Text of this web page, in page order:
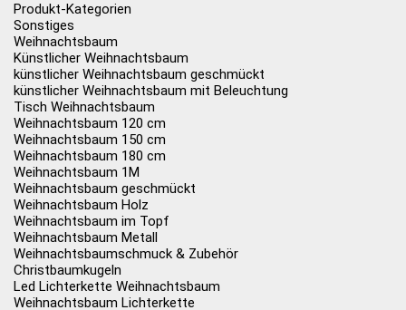
Produkt-Kategorien
Sonstiges
Weihnachtsbaum
Künstlicher Weihnachtsbaum
künstlicher Weihnachtsbaum geschmückt
künstlicher Weihnachtsbaum mit Beleuchtung
Tisch Weihnachtsbaum
Weihnachtsbaum 120 cm
Weihnachtsbaum 150 cm
Weihnachtsbaum 180 cm
Weihnachtsbaum 1M
Weihnachtsbaum geschmückt
Weihnachtsbaum Holz
Weihnachtsbaum im Topf
Weihnachtsbaum Metall
Weihnachtsbaumschmuck & Zubehör
Christbaumkugeln
Led Lichterkette Weihnachtsbaum
Weihnachtsbaum Lichterkette